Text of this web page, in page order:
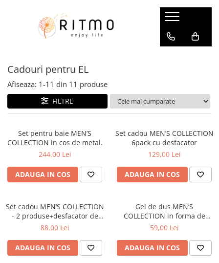
Ceai & Cafea
Cutii pentru depozitare
Site, filtre si infuzoare
Ceai
Infuzii de Fructe
Ceai Negru
Ceai Verde
Ceai Rooibos
Ceaiuri de Craciun
Cafea
Cafea Aromatizata
Dulciuri si Delicatese
Panettone
Ciocolată
Specialităti dulci
Home & Living
Accesorii pentru vin
Obiecte decorative
Parfumul casei
Parfumuri de interior
Lumanari parfumate
Difuzoare aromaterapie
Îngrijire Personală – Cadouri
Sare si confetti de baie
Cosmetice pentru dus si baie
Crema pentru maini
Îngrijire Personală pentru BARBATI
Cadouri cu gust
Cadouri pentru (A)CASA
Cadouri pentru EL
Cadouri pentru EA
Cadouri pentru EL
Afiseaza: 1-11 din 11 produse
FILTRE
Set pentru baie MEN’S
COLLECTION in cos de metal.
244,00 Lei
ADAUGA IN COS
Set cadou MEN’S COLLECTION
6pack cu desfacator
129,00 Lei
ADAUGA IN COS
Set cadou MEN’S COLLECTION
- 2 produse+desfacator de
sticle
88,00 Lei
ADAUGA IN COS
Gel de dus MEN’S
COLLECTION in forma de
sticla de bere - 360 ml
59,00 Lei
ADAUGA IN COS